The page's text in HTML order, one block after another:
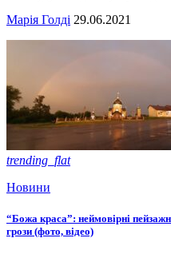
Марія Голді 29.06.2021
trending_flat
Новини
“Божа краса”: неймовірні
грози (фото, відео)